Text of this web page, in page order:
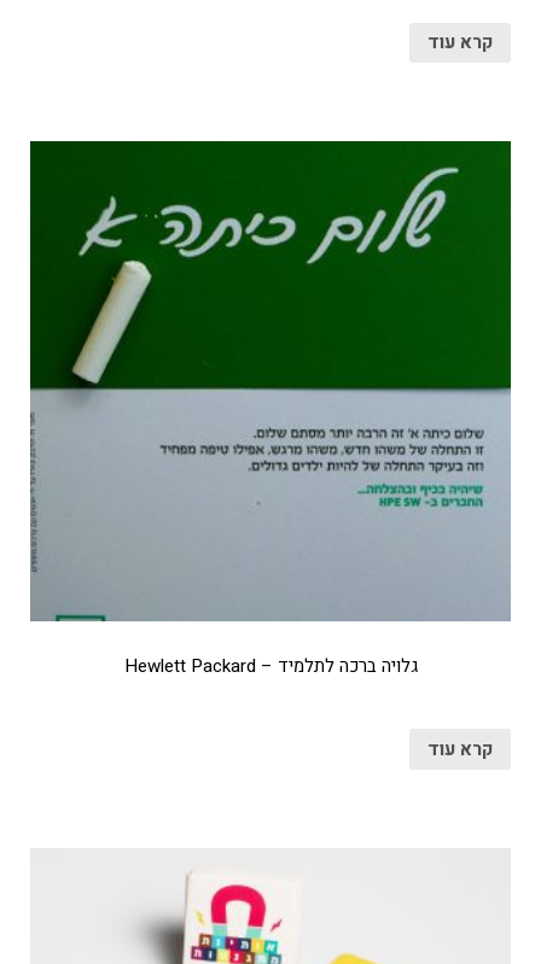
קרא עוד
גלויה ברכה לתלמיד – Hewlett Packard
קרא עוד